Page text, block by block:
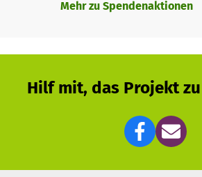
Mehr zu Spendenaktionen
Hilf mit, das Projekt